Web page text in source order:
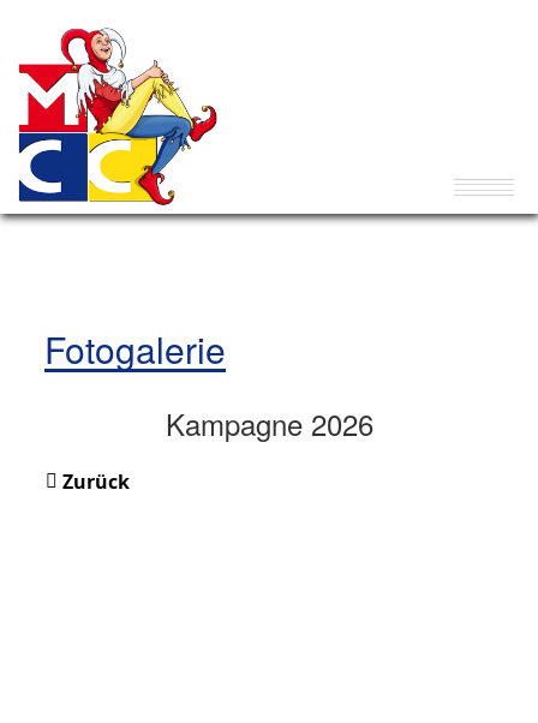
Fotogalerie
Kampagne 2026
Zurück